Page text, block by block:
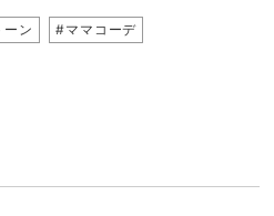
ン #ママコーデ